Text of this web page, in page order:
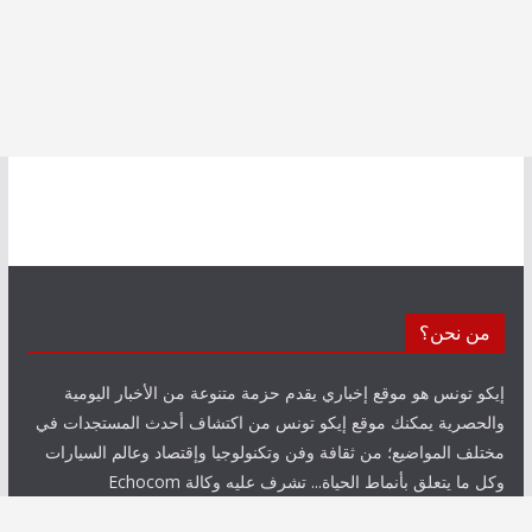
من نحن؟
إيكو تونس هو موقع إخباري يقدم حزمة متنوعة من الأخبار اليومية
والحصرية يمكنك موقع إيكو تونس من اكتشاف أحدث المستجدات في
مختلف المواضيع؛ من ثقافة وفن وتكنولوجيا وإقتصاد وعالم السيارات
وكل ما يتعلق بأنماط الحياة... تشرف عليه وكالة Echocom